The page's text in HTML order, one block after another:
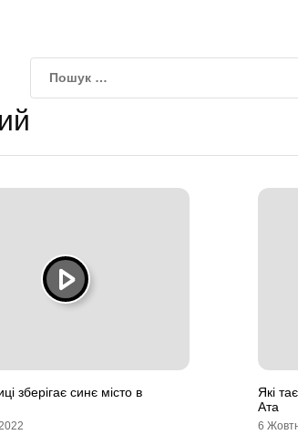
зберігає синє місто в
Які
Ата
6